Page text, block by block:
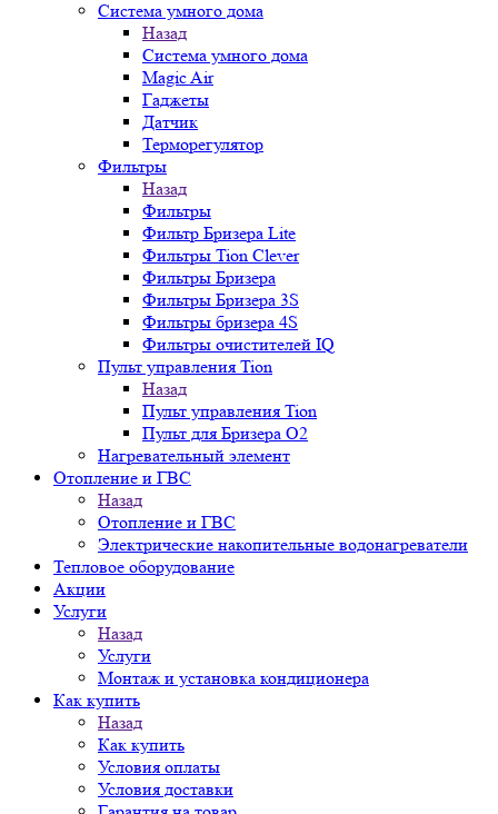
Система умного дома
Назад
Система умного дома
Magic Air
Гаджеты
Датчик
Терморегулятор
Фильтры
Назад
Фильтры
Фильтр Бризера Lite
Фильтры Tion Clever
Фильтры Бризера
Фильтры Бризера 3S
Фильтры бризера 4S
Фильтры очистителей IQ
Пульт управления Tion
Назад
Пульт управления Tion
Пульт для Бризера O2
Нагревательный элемент
Отопление и ГВС
Назад
Отопление и ГВС
Электрические накопительные водонагреватели
Тепловое оборудование
Акции
Услуги
Назад
Услуги
Монтаж и установка кондиционера
Как купить
Назад
Как купить
Условия оплаты
Условия доставки